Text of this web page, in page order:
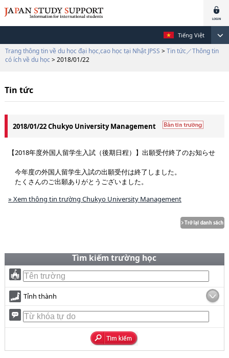
Tiếng Việt
Trang thông tin về du học đại học,cao học tại Nhật JPSS > Tin tức／Thông tin
có ích về du học > 2018/01/22
Tin tức
2018/01/22 Chukyo University Management
【2018年度外国人留学生入試（後期日程）】出願受付終了のお知らせ
今年度の外国人留学生入試の出願受付は終了しました。
たくさんのご出願ありがとうございました。
» Xem thông tin trường Chukyo University Management
Tìm kiếm trường học
Tỉnh thành